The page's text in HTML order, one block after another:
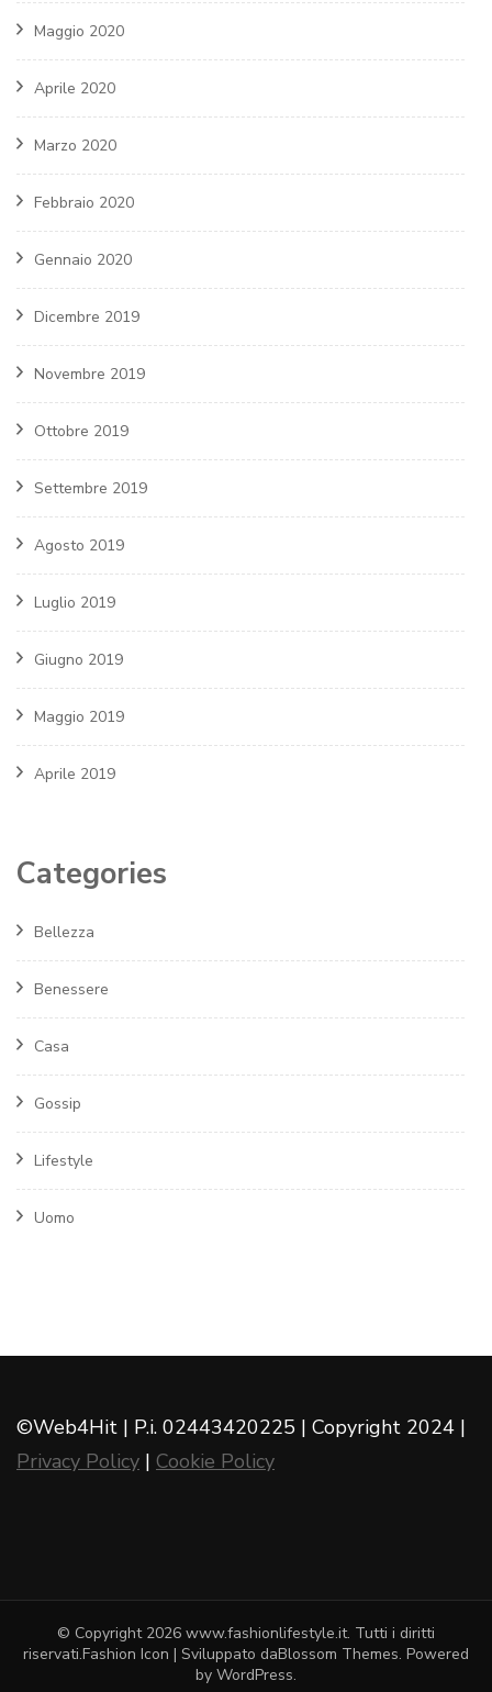
Maggio 2020
Aprile 2020
Marzo 2020
Febbraio 2020
Gennaio 2020
Dicembre 2019
Novembre 2019
Ottobre 2019
Settembre 2019
Agosto 2019
Luglio 2019
Giugno 2019
Maggio 2019
Aprile 2019
Categories
Bellezza
Benessere
Casa
Gossip
Lifestyle
Uomo
©Web4Hit | P.i. 02443420225 | Copyright 2024 |
Privacy Policy | Cookie Policy
© Copyright 2026 www.fashionlifestyle.it. Tutti i diritti
riservati.Fashion Icon | Sviluppato daBlossom Themes. Powered
by WordPress.